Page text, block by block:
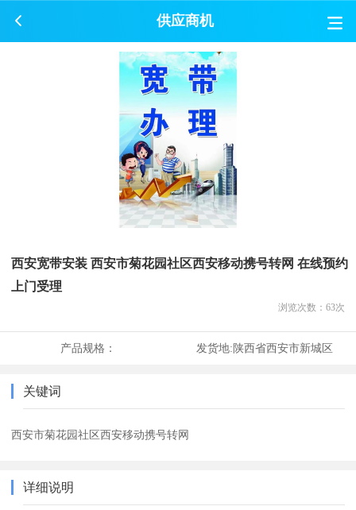
供应商机
西安宽带安装 西安市菊花园社区西安移动携号转网 在线预约
上门受理
浏览次数： 63次
产品规格： 发货地:陕西省西安市新城区
关键词
西安市菊花园社区西安移动携号转网
详细说明